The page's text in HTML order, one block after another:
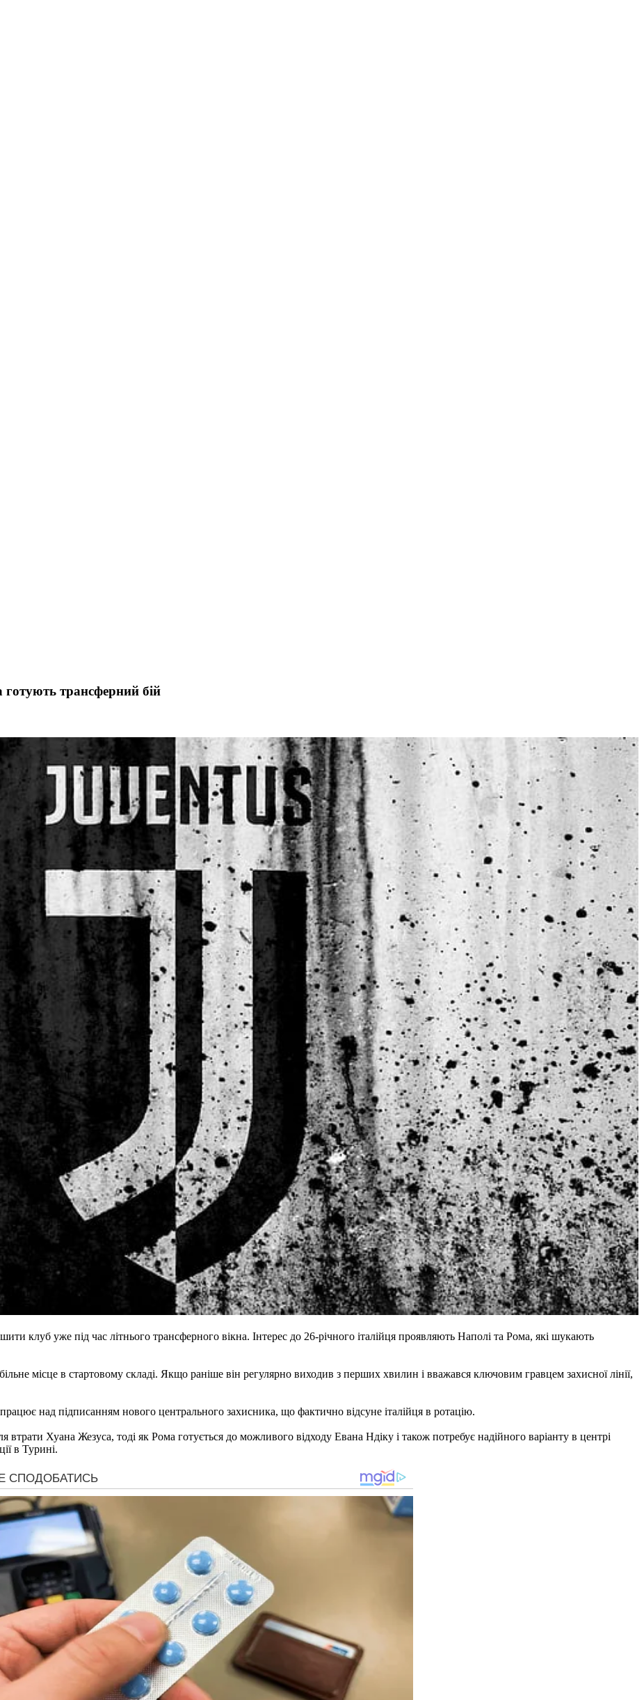
готують трансферний бій
клуб уже під час літнього трансферного вікна. Інтерес до 26-річного італійця проявляють Наполі та Рома, які шукають
місце в стартовому складі. Якщо раніше він регулярно виходив з перших хвилин і вважався ключовим гравцем захисної лінії,
над підписанням нового центрального захисника, що фактично відсуне італійця в ротацію.
втрати Хуана Жезуса, тоді як Рома готується до можливого відходу Евана Ндіку і також потребує надійного варіанту в центрі
в Турині.